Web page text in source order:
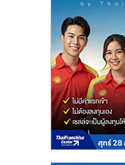
ไชส์
ขาย
แฟ